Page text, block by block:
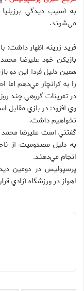
به آسيب ديدگي
مي‌شوند.
فريد زرينه اظهار داشت:
بازيكن خود عليرضا
همين دليل فردا اين دو
را به كرانچار مي‌دهم
در تمرينات گروهي چند
وي افزود: در بازي مقابل
نخواهيم داشت.
گفتني است عليرضا محمد
به دليل مصدوميت از
انجام مي‌دهند.
پرسپوليس در دومين
اهواز در ورزشگاه آزادي